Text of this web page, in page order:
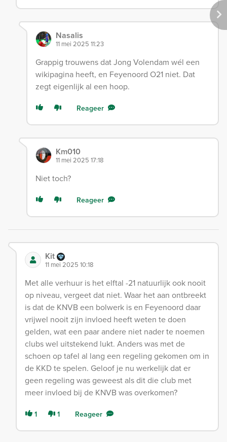
Nasalis
11 mei 2025 11:23
Grappig trouwens dat Jong Volendam wél een
wikipagina heeft, en Feyenoord O21 niet. Dat
zegt eigenlijk al een hoop.
Reageer
Km010
11 mei 2025 17:18
Niet toch?
Reageer
Kit
11 mei 2025 10:18
Met alle verhuur is het elftal -21 natuurlijk ook nooit
op niveau, vergeet dat niet. Waar het aan ontbreekt
is dat de KNVB een bolwerk is en Feyenoord daar
vrijwel nooit zijn invloed heeft weten te doen
gelden, wat een paar andere niet nader te noemen
clubs wel uitstekend lukt. Anders was met de
schoen op tafel al lang een regeling gekomen om in
de KKD te spelen. Geloof je nu werkelijk dat er
geen regeling was geweest als dit die club met
meer invloed bij de KNVB was overkomen?
1 1 Reageer